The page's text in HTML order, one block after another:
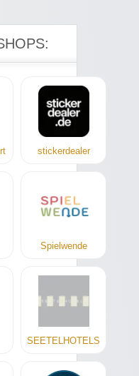
stickerdealer
Spielwende
SEETELHOTELS